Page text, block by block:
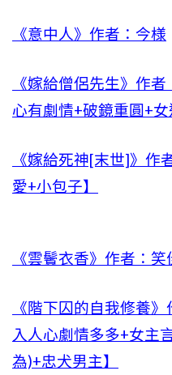
《意中人》作者：今様
《嫁給僧侶先生》作
心有劇情+破鏡重圓+女
《嫁給死神[末世]》作
愛+小包子】
《雲鬢衣香》作者：笑
《階下囚的自我修養
入人心劇情多多+女主
為)+忠犬男主】